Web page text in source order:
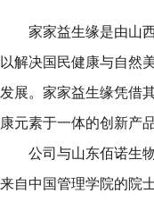
家家益生缘是由山
以解决国民健康与自然
发展。家家益生缘凭借
康元素于一体的创新产
公司与山东佰诺生
来自中国管理学院的院